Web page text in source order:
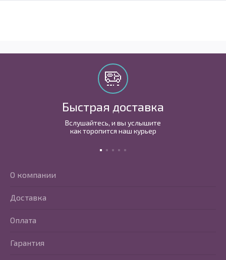
Быстрая доставка
Вслушайтесь, и вы услышите
как торопится наш курьер
О компании
Доставка
Оплата
Гарантия